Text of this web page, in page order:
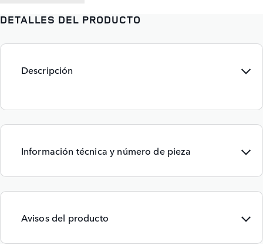
DETALLES DEL PRODUCTO
Descripción
Información técnica y número de pieza
Avisos del producto